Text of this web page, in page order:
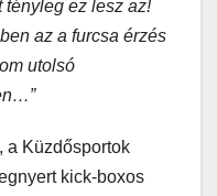
tényleg ez lesz az!
az a furcsa érzés
utolsó
a Küzdősportok
kick-boxos